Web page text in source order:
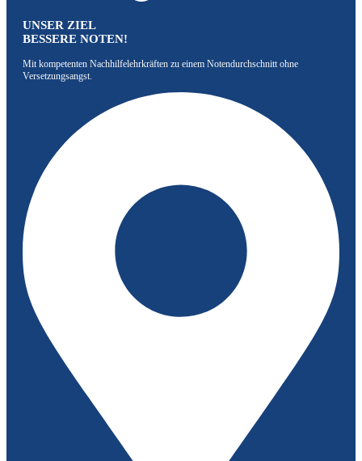
UNSER ZIEL
BESSERE NOTEN!
Mit kompetenten Nachhilfelehrkräften zu einem Notendurchschnitt ohne
Versetzungsangst.